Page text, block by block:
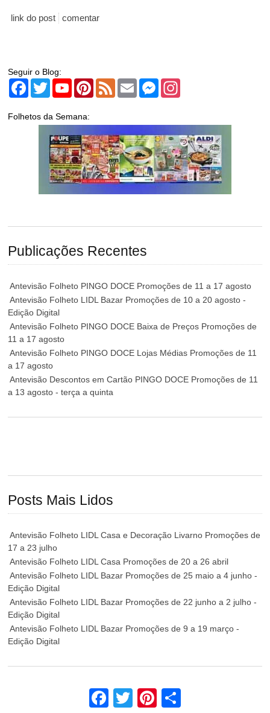
link do post comentar
Seguir o Blog:
Facebook
TwitterYouTubePinterest
Feed Email Messenger
Folhetos da Semana:
Publicações Recentes
Antevisão Folheto PINGO DOCE Promoções de 11 a 17 agosto
Antevisão Folheto LIDL Bazar Promoções de 10 a 20 agosto -
Edição Digital
Antevisão Folheto PINGO DOCE Baixa de Preços Promoções de
11 a 17 agosto
Antevisão Folheto PINGO DOCE Lojas Médias Promoções de 11
a 17 agosto
Antevisão Descontos em Cartão PINGO DOCE Promoções de 11
a 13 agosto - terça a quinta
Posts Mais Lidos
Antevisão Folheto LIDL Casa e Decoração Livarno Promoções de
17 a 23 julho
Antevisão Folheto LIDL Casa Promoções de 20 a 26 abril
Antevisão Folheto LIDL Bazar Promoções de 25 maio a 4 junho -
Edição Digital
Antevisão Folheto LIDL Bazar Promoções de 22 junho a 2 julho -
Edição Digital
Antevisão Folheto LIDL Bazar Promoções de 9 a 19 março -
Edição Digital
Facebook Twitter Pinterest